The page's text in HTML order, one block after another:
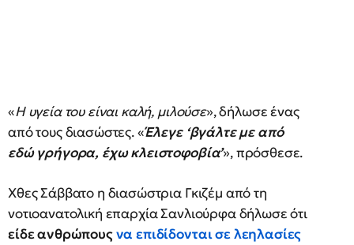
«Η υγεία του είναι καλή, μιλούσε», δήλωσε ένας
από τους διασώστες. «Έλεγε ‘βγάλτε με από
εδώ γρήγορα, έχω κλειστοφοβία’», πρόσθεσε.
Χθες Σάββατο η διασώστρια Γκιζέμ από τη
νοτιοανατολική επαρχία Σανλιούρφα δήλωσε ότι
είδε ανθρώπουςνα επιδίδονται σε λεηλασίες